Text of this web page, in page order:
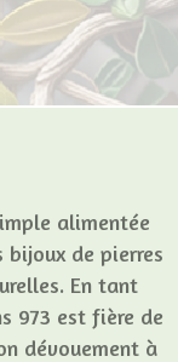
alimentée
bijoux de pierres
En tant
973 est fière de
dévouement à